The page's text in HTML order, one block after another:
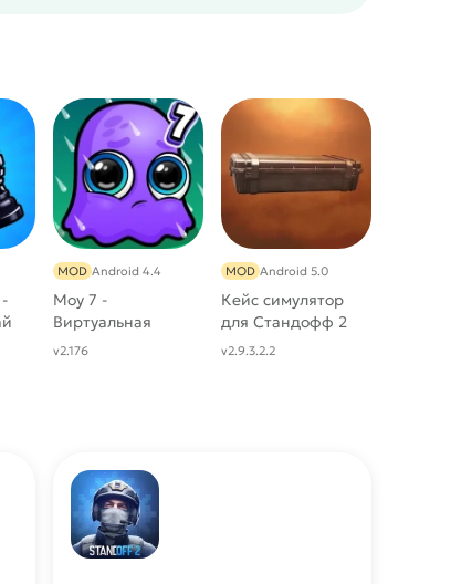
Мoy 7 -
Виртуальная
зооигра [Мод:
MOD Android 4.4
v2.176
Кейс симулятор
для Стандофф 2
[Мод: Много
MOD Android 5.0
v2.9.3.2.2